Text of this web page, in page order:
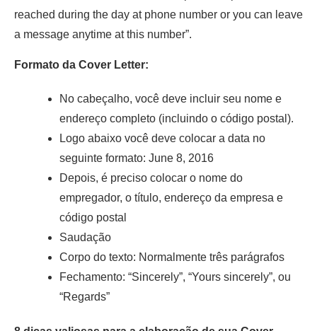
reached during the day at phone number or you can leave
a message anytime at this number”.
Formato da Cover Letter:
No cabeçalho, você deve incluir seu nome e
endereço completo (incluindo o código postal).
Logo abaixo você deve colocar a data no
seguinte formato: June 8, 2016
Depois, é preciso colocar o nome do
empregador, o título, endereço da empresa e
código postal
Saudação
Corpo do texto: Normalmente três parágrafos
Fechamento: “Sincerely”, “Yours sincerely”, ou
“Regards”